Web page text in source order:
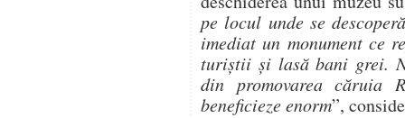
pe locul unde se
imediat un monument ce
turiștii și lasă bani grei.
din promovarea căruia
beneficieze enorm”,